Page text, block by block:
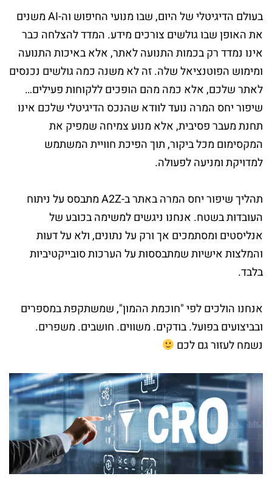
בעולם הדיגיטלי של היום, שבו מנועי החיפוש וה-AI משנים
את האופן שבו גולשים צורכים מידע. המדד להצלחה כבר
אינו נמדד רק בכמות התנועה לאתר, אלא באיכות התנועה
ומימוש הפוטנציאל שלה. זה לא משנה כמה גולשים נכנסים
לאתר שלכם, אלא כמה מהם הופכים ללקוחות פעילים…
שיפור יחס המרה נועד לוודא שהנכס הדיגיטלי שלכם אינו
תחנת מעבר פסיבית, אלא מנוע צמיחה שמפיק את
המקסימום מכל ביקור, תוך הפיכת חוויית המשתמש
למדויקת ומניעה לפעולה.
תהליך שיפור יחס המרה באתר ב-A2Z מתבסס על ניתוח
העובדות בשטח. אנחנו ניגשים למשימה בכובע של
אנליסטים ומסתמכים אך ורק על נתונים, ולא על דעות
והמלצות אישיות שמתבססות על הערכות סובייקטיביות
בלבד.
אנחנו הולכים לפי "חוכמת ההמון", שמשתקפת במספרים
ובביצועים בפועל. בודקים. משווים. חושבים. משפרים.
נשמח לעזור גם לכם